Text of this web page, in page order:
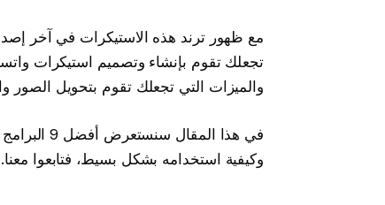
مع ظهور ترند هذه الاستيكرات في آخر
تجعلك تقوم بإنشاء وتصميم استيكرات
والميزات التي تجعلك تقوم بتحويل
في هذا
وكيفية استخدامه بشكل بسيط، فتابعوا معنا.